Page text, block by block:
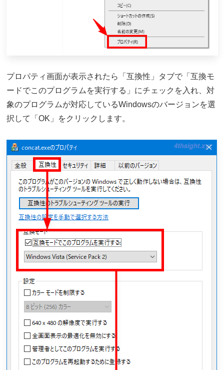
プロパティ画面が表示されたら「互換性」タブで「互換モ
ードでこのプログラムを実行する」にチェックを入れ、対
象のプログラムが対応しているWindowsのバージョンを選
択して「OK」をクリックします。